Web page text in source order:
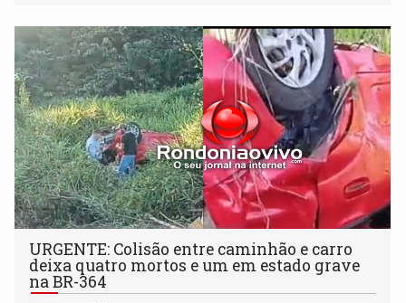
URGENTE: Colisão entre caminhão e carro
deixa quatro mortos e um em estado grave
na BR-364